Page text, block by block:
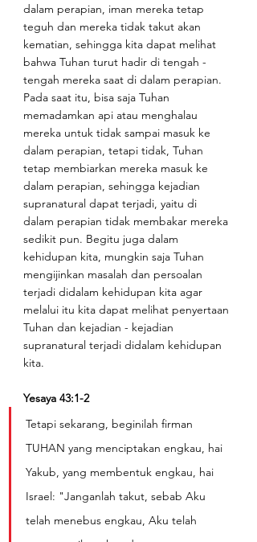
dalam perapian, iman mereka tetap
teguh dan mereka tidak takut akan
kematian, sehingga kita dapat melihat
bahwa Tuhan turut hadir di tengah -
tengah mereka saat di dalam perapian.
Pada saat itu, bisa saja Tuhan
memadamkan api atau menghalau
mereka untuk tidak sampai masuk ke
dalam perapian, tetapi tidak, Tuhan
tetap membiarkan mereka masuk ke
dalam perapian, sehingga kejadian
supranatural dapat terjadi, yaitu di
dalam perapian tidak membakar mereka
sedikit pun. Begitu juga dalam
kehidupan kita, mungkin saja Tuhan
mengijinkan masalah dan persoalan
terjadi didalam kehidupan kita agar
melalui itu kita dapat melihat penyertaan
Tuhan dan kejadian - kejadian
supranatural terjadi didalam kehidupan
kita.
Yesaya 43:1-2
Tetapi sekarang, beginilah firman
TUHAN yang menciptakan engkau, hai
Yakub, yang membentuk engkau, hai
Israel: "Janganlah takut, sebab Aku
telah menebus engkau, Aku telah